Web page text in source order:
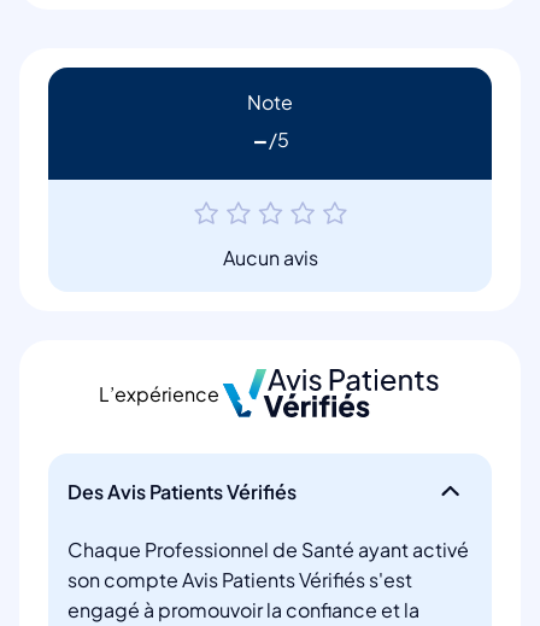
Note
-
Aucun avis
L’expérience
Des Avis Patients Vérifiés
Chaque Professionnel de Santé ayant activé
son compte Avis Patients Vérifiés s'est
engagé à promouvoir la confiance et la